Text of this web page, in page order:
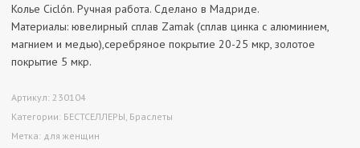
Колье Ciclón. Ручная работа. Сделано в Мадриде.
Материалы: ювелирный сплав Zamak (сплав цинка с алюминием,
магнием и медью),серебряное покрытие 20-25 мкр, золотое
покрытие 5 мкр.
Артикул: 230104
Категории: БЕСТСЕЛЛЕРЫ, Браслеты
Метка: для женщин